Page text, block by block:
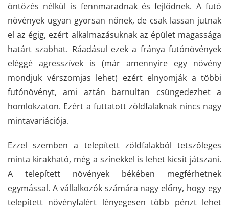
öntözés nélkül is fennmaradnak és fejlődnek. A futó
növények ugyan gyorsan nőnek, de csak lassan jutnak
el az égig, ezért alkalmazásuknak az épület magassága
határt szabhat. Ráadásul ezek a fránya futónövények
eléggé agresszívek is (már amennyire egy növény
mondjuk vérszomjas lehet) ezért elnyomják a többi
futónövényt, ami aztán barnultan csüngedezhet a
homlokzaton. Ezért a futtatott zöldfalaknak nincs nagy
mintavariációja.
Ezzel szemben a telepített zöldfalakból tetszőleges
minta kirakható, még a színekkel is lehet kicsit játszani.
A telepített növények békében megférhetnek
egymással. A vállalkozók számára nagy előny, hogy egy
telepített növényfalért lényegesen több pénzt lehet